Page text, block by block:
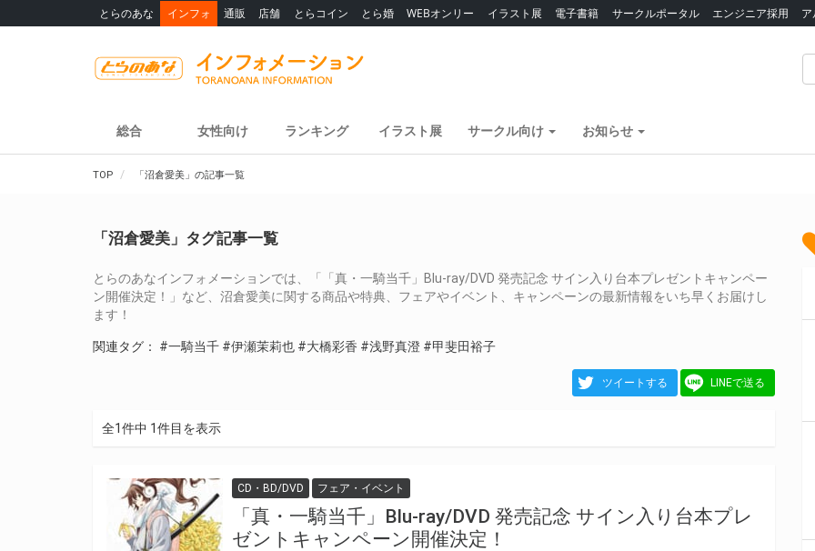
とらのあな インフォ 通販 店舗 とらコイン とら婚 WEBオンリー イラスト展 電子書籍 サークルポータル エンジニア採用
総合 女性向け ランキング イラスト展 サークル向け お知らせ
TOP 「沼倉愛美」の記事一覧
「沼倉愛美」タグ記事一覧
とらのあなインフォメーションでは、「「真・一騎当千」Blu-ray/DVD 発売記念 サイン入り台本プレゼントキャンペー
ン開催決定！」など、沼倉愛美に関する商品や特典、フェアやイベント、キャンペーンの最新情報をいち早くお届けし
ます！
関連タグ： #一騎当千 #伊瀬茉莉也 #大橋彩香 #浅野真澄 #甲斐田裕子
ツイートする LINEで送る
全1件中 1件目を表示
CD・BD/DVD フェア・イベント
「真・一騎当千」Blu-ray/DVD 発売記念 サイン入り台本プレ
ゼントキャンペーン開催決定！